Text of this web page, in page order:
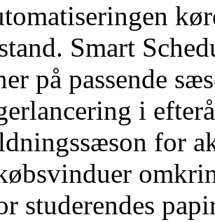
Smart
på passende
i
for
studerendes